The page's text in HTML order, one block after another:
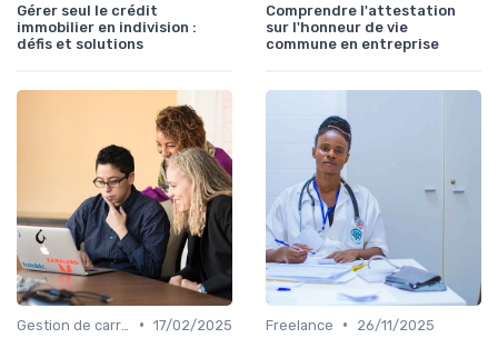
Gérer seul le crédit
immobilier en indivision :
défis et solutions
Comprendre l'attestation
sur l'honneur de vie
commune en entreprise
• 17/02/2025
Freelance •
26/11/2025